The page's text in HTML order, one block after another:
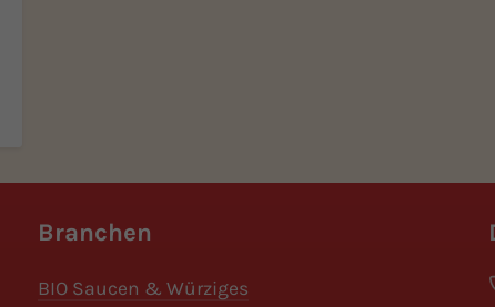
Branchen
BIO Saucen & Würziges